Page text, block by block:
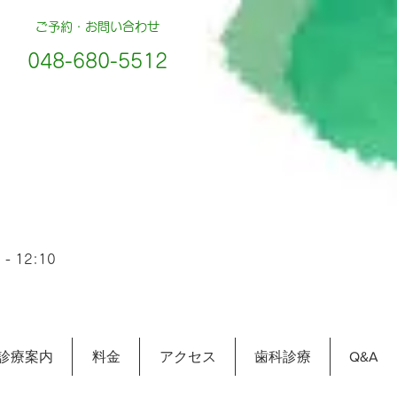
ご予約・お問い合わせ
048-680-5512
- 12:10
療案内 料金 アクセス 歯科診療 Q&A